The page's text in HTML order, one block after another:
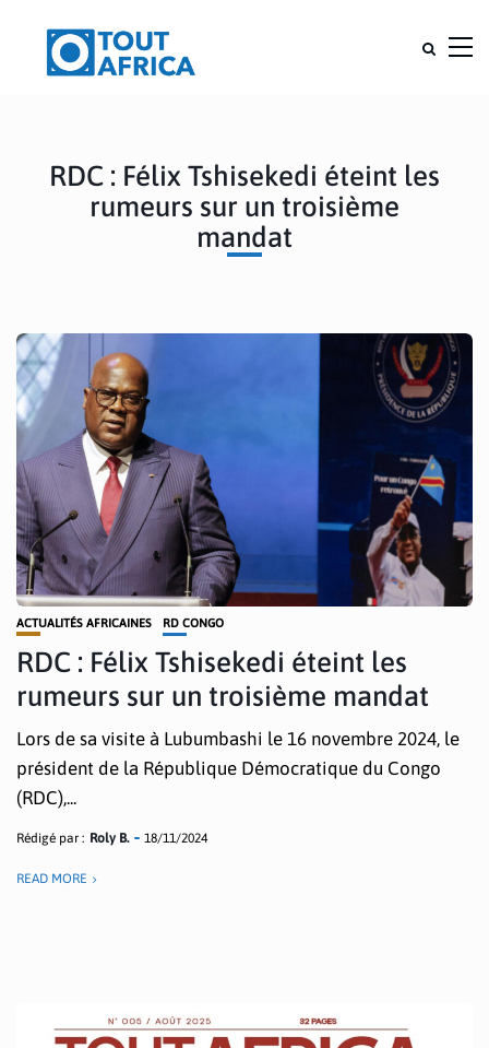
RDC : Félix Tshisekedi éteint les
rumeurs sur un troisième
mandat
ACTUALITÉS AFRICAINES RD CONGO
RDC : Félix Tshisekedi éteint les
rumeurs sur un troisième mandat
Lors de sa visite à Lubumbashi le 16 novembre 2024, le
président de la République Démocratique du Congo
(RDC),...
Rédigé par : Roly B. 18/11/2024
READ MORE